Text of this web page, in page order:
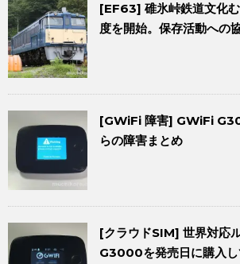
[EF63] 碓氷峠鉄道文化
度を開始。保存活動への
[GWiFi 障害] GWiFi
らの障害まとめ
[クラウドSIM] 世界対応
G3000を発売日に購入し